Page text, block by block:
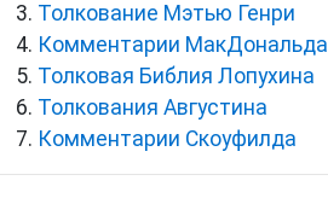
Толкование Мэтью Генри
Комментарии МакДональда
Толковая Библия Лопухина
Толкования Августина
Комментарии Скоуфилда